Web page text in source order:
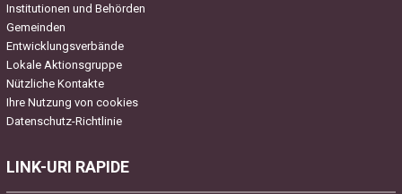
Institutionen und Behörden
Gemeinden
Entwicklungsverbände
Lokale Aktionsgruppe
Nützliche Kontakte
Ihre Nutzung von cookies
Datenschutz-Richtlinie
LINK-URI RAPIDE